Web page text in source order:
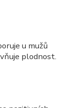
u mužů
plodnost.